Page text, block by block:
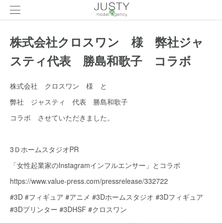
株式会社クロスワン 様 弊社ジャ
スティ代表 勝島和歌子 コラボ
株式会社 クロスワン 様 と
弊社 ジャスティ 代表 勝島和歌子
コラボ させていただきました。
3ＤホームスタジオPR
「女性起業家のInstagramインフルエンサー」とコラボ
https://www.value-press.com/pressrelease/332722
#3D #フィギュア #アニメ #3Dホームスタジオ #3Dフィギュア
#3Dプリンター #3DHSF #クロスワン